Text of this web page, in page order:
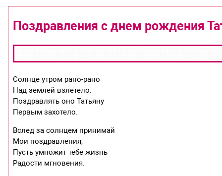
Поздравления с днем рождения
Солнце утром рано-рано
Над землей взлетело.
Поздравлять оно Татьяну
Первым захотело.
Вслед за солнцем принимай
Мои поздравления,
Пусть умножит тебе жизнь
Радости мгновения.